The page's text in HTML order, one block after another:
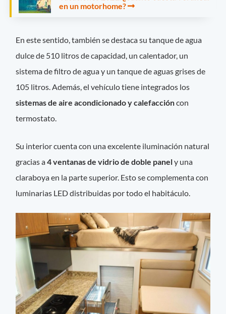
en un motorhome?
En este sentido, también se destaca su tanque de agua
dulce de 510 litros de capacidad, un calentador, un
sistema de filtro de agua y un tanque de aguas grises de
105 litros. Además, el vehículo tiene integrados los
sistemas de aire acondicionado y calefaccióncon
termostato.
Su interior cuenta con una excelente iluminación natural
gracias a4 ventanas de vidrio de doble panely una
claraboya en la parte superior. Esto se complementa con
luminarias LED distribuidas por todo el habitáculo.